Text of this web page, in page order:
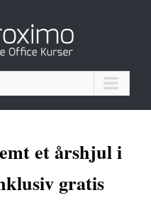
et årshjul i
gratis